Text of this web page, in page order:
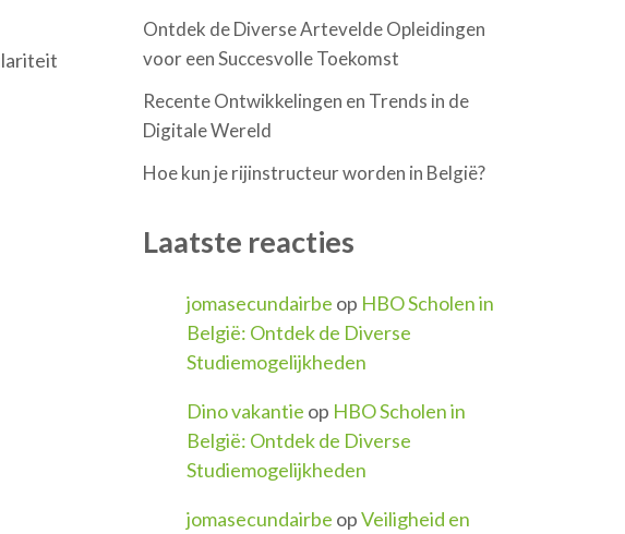
Ontdek de Diverse Artevelde Opleidingen
voor een Succesvolle Toekomst
Recente Ontwikkelingen en Trends in de
Digitale Wereld
Hoe kun je rijinstructeur worden in België?
Laatste reacties
jomasecundairbe op HBO Scholen in
België: Ontdek de Diverse
Studiemogelijkheden
Dino vakantie op HBO Scholen in
België: Ontdek de Diverse
Studiemogelijkheden
jomasecundairbe opVeiligheid en